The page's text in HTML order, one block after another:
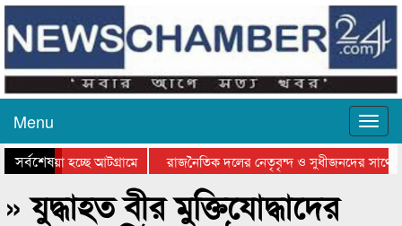
Menu
সর্বশেষ
যাওয়া হচ্ছে আটগ্রামে
রাজনৈতিক দলের নেতৃবৃন্দ ও সুধীজনদের সাথে
পুরস্কার বিতরণ সম্পন্ন
সিলেটে বাংলাদেশ গ্রুপ থিয়েটার
» যুদ্ধাহত বীর মুক্তিযোদ্ধাদের